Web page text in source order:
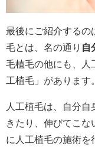
最後にご紹介するの
毛とは、名の通り 自
毛植毛の他にも、人
工植毛」があります。
人工植毛は、自分
きたり、伸びてこ
に人工植毛の施術を